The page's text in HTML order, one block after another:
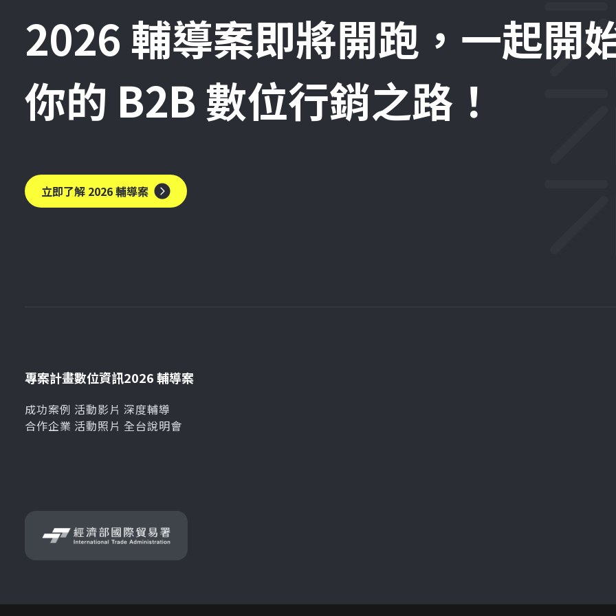
2026 輔導案即將開跑，一起開
你的 B2B 數位行銷之路！
立即了解 2026 輔導案
專案計畫
成功案例
合作企業
數位資訊
活動影片
活動照片
2026 輔導案
深度輔導
全台說明會